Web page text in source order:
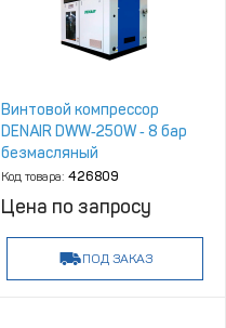
Винтовой компрессор
DENAIR DWW‑250W ‑ 8 бар
безмасляный
Код товара: 426809
Цена по запросу
ПОД ЗАКАЗ